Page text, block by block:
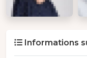
Informations